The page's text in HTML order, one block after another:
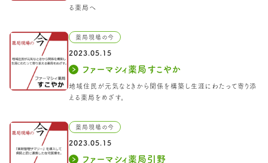
る薬局へ
薬局現場の今
2023.05.15
ファーマシィ薬局すこやか
地域住民が元気なときから関係を構築し生涯にわたって寄り添
える薬局をめざす。
薬局現場の今
2023.05.15
ファーマシィ薬局引野